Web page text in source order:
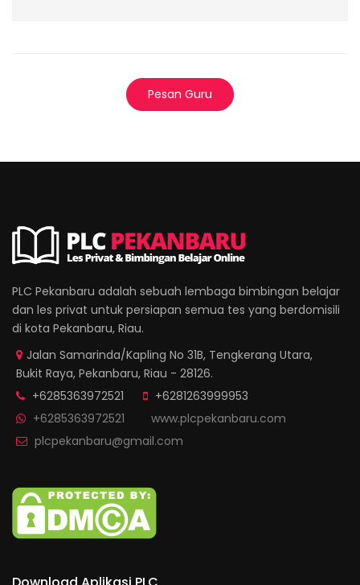
Pesan Guru
PLC Pekanbaru adalah sebuah lembaga bimbingan belajar
dan les privat untuk persiapan semua tes yang berdomisili
di kota Pekanbaru, Riau.
Jalan Samarinda/Kapling No 31B, Tengkerang Utara,
Bukit Raya, Pekanbaru, Riau - 28126.
+6285363972521
+6281263999953
+6285363972521
www.plcpekanbaru.com
plcpekanbaru@gmail.com